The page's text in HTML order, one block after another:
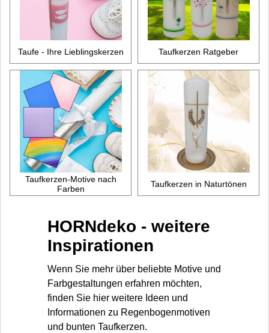
Taufe - Ihre Lieblingskerzen Taufkerzen Ratgeber
Taufkerzen-Motive nach
Farben
Taufkerzen in Naturtönen
HORNdeko - weitere
Inspirationen
Wenn Sie mehr über beliebte Motive und
Farbgestaltungen erfahren möchten,
finden Sie hier weitere Ideen und
Informationen zu Regenbogenmotiven
und bunten Taufkerzen.